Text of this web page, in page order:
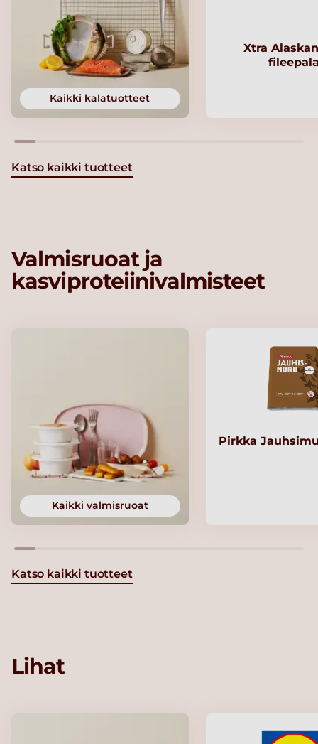
Kaikki kalatuotteet
Xtra
Katso kaikki tuotteet
Valmisruoat ja
kasviproteiinivalmisteet
Kaikki valmisruoat
Pirkka
Katso kaikki tuotteet
Lihat